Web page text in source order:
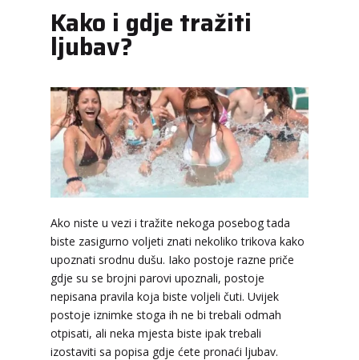
Kako i gdje tražiti
ljubav?
Ako niste u vezi i tražite nekoga posebog tada
biste zasigurno voljeti znati nekoliko trikova kako
upoznati srodnu dušu. Iako postoje razne priče
gdje su se brojni parovi upoznali, postoje
nepisana pravila koja biste voljeli čuti. Uvijek
postoje iznimke stoga ih ne bi trebali odmah
otpisati, ali neka mjesta biste ipak trebali
izostaviti sa popisa gdje ćete pronaći ljubav.